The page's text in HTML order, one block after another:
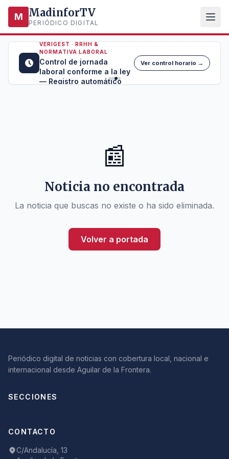
M MadinforTV
PERIÓDICO DIGITAL
VERIGEST · RRHH &
NORMATIVA LABORAL
Control de jornada
laboral conforme a la ley
— Registro automático
Ver control horario →
📰
Noticia no encontrada
La noticia que buscas no existe o ha sido eliminada.
Volver a portada
Periódico digital de noticias con cobertura local, nacional e
internacional desde Aguilar de la Frontera.
SECCIONES
CONTACTO
C/Andalucía, 13